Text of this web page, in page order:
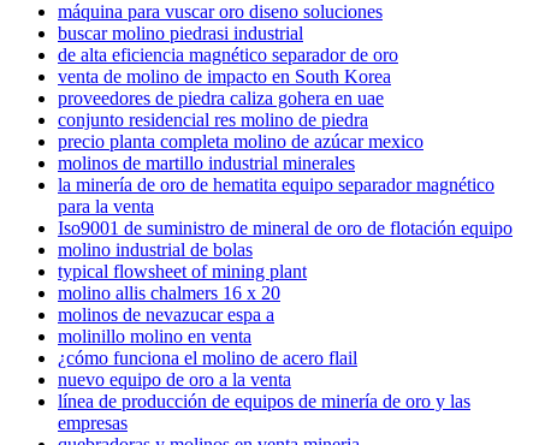
máquina para vuscar oro diseno soluciones
buscar molino piedrasi industrial
de alta eficiencia magnético separador de oro
venta de molino de impacto en South Korea
proveedores de piedra caliza gohera en uae
conjunto residencial res molino de piedra
precio planta completa molino de azúcar mexico
molinos de martillo industrial minerales
la minería de oro de hematita equipo separador magnético
para la venta
Iso9001 de suministro de mineral de oro de flotación equipo
molino industrial de bolas
typical flowsheet of mining plant
molino allis chalmers 16 x 20
molinos de nevazucar espa a
molinillo molino en venta
¿cómo funciona el molino de acero flail
nuevo equipo de oro a la venta
línea de producción de equipos de minería de oro y las
empresas